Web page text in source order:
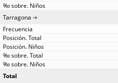
Tarragona
Total